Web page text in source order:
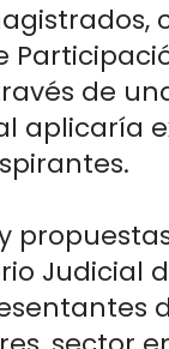
de
aplicaría
Judicial